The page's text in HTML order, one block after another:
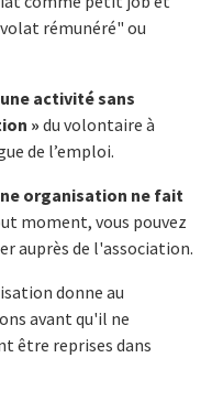
rémunéré" ou
activité sans
» du volontaire à
de l’emploi.
organisation ne fait
moment, vous pouvez
auprès de l'association.
donne au
avant qu'il ne
être reprises dans